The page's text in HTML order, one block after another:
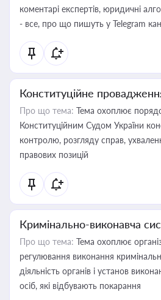
коментарі експертів, юридичні
- все, про що пишуть у Telegram
Конституційне
Про що тема: Тема охоплює
Конституційним Судом України
контролю, розгляду справ,
правових позицій
Кримінально-виконавча
Про що тема: Тема охоплює
регулювання виконання
діяльність органів і установ
осіб, які відбувають покарання